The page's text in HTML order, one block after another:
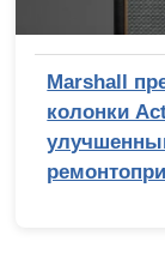
Marshall
колонки